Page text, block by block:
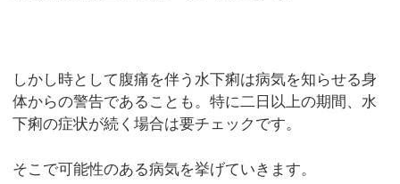
しかし時として腹痛を伴う水下痢は病気を知らせる身
体からの警告であることも。特に二日以上の期間、水
下痢の症状が続く場合は要チェックです。
そこで可能性のある病気を挙げていきます。